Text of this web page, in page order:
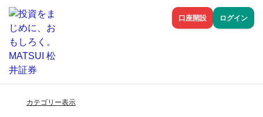
口座開設 ログイン
カテゴリー表示